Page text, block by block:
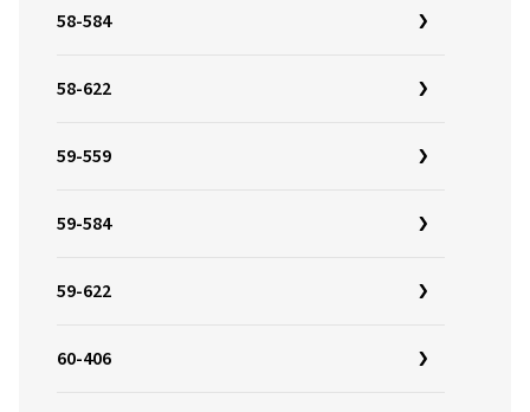
58-584
58-622
59-559
59-584
59-622
60-406